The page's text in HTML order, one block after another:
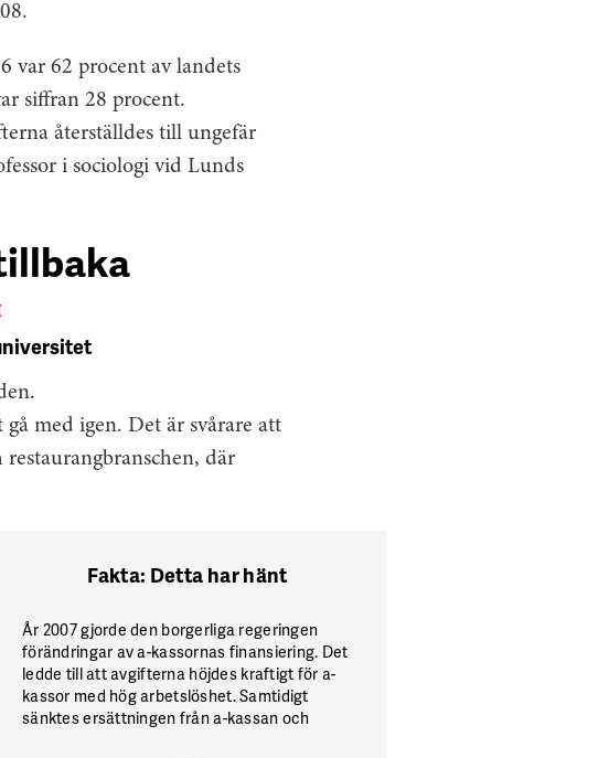
var 62 procent av landets
siffran 28 procent.
återställdes till ungefär
i sociologi vid Lunds
med igen. Det är svårare att
där
Fakta: Detta har hänt
År 2007 gjorde den borgerliga regeringen
förändringar av a-kassornas finansiering. Det
ledde till att avgifterna höjdes kraftigt för a-
kassor med hög arbetslöshet. Samtidigt
sänktes ersättningen från a-kassan och